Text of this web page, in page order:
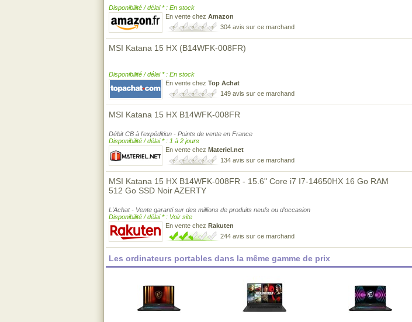
Disponibilité / délai * : En stock
En vente chez Amazon
304 avis sur ce marchand
MSI Katana 15 HX (B14WFK-008FR)
Disponibilité / délai * : En stock
En vente chez Top Achat
149 avis sur ce marchand
MSI Katana 15 HX B14WFK-008FR
Débit CB à l'expédition - Points de vente en France
Disponibilité / délai * : 1 à 2 jours
En vente chez Materiel.net
134 avis sur ce marchand
MSI Katana 15 HX B14WFK-008FR - 15.6" Core i7 I7-14650HX 16 Go RAM
512 Go SSD Noir AZERTY
L'Achat - Vente garanti sur des millions de produits neufs ou d'occasion
Disponibilité / délai * : Voir site
En vente chez Rakuten
244 avis sur ce marchand
Les ordinateurs portables dans la même gamme de prix